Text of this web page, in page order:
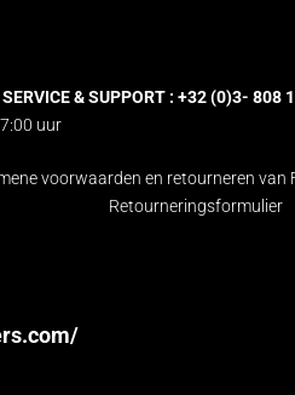
& SUPPORT : +32 (0)3- 808
uur
voorwaarden en retourneren van
Retourneringsformulier